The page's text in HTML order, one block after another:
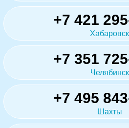
+7 421
Хабаровск
+7 351
Челябинск
+7 495
Шахты